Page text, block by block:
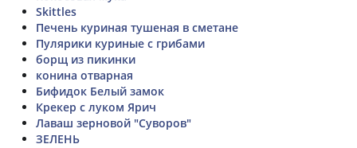
Skittles
Печень куриная тушеная в сметане
Пулярики куриные с грибами
борщ из пикинки
конина отварная
Бифидок Белый замок
Крекер с луком Ярич
Лаваш зерновой "Суворов"
ЗЕЛЕНЬ